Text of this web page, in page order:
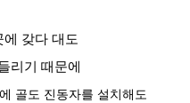
갖다 대도
리기 때문에
골도 진동자를 설치해도